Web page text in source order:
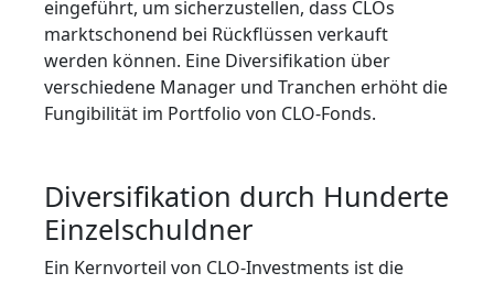
eingeführt, um sicherzustellen, dass CLOs
marktschonend bei Rückflüssen verkauft
werden können. Eine Diversifikation über
verschiedene Manager und Tranchen erhöht die
Fungibilität im Portfolio von CLO-Fonds.
Diversifikation durch Hunderte
Einzelschuldner
Ein Kernvorteil von CLO-Investments ist die